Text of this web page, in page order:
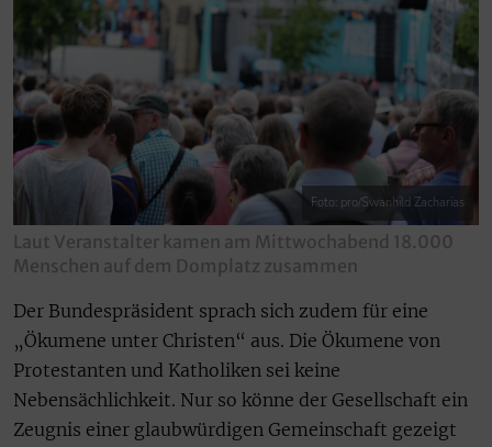
Foto: pro/Swanhild Zacharias
Laut Veranstalter kamen am Mittwochabend 18.000
Menschen auf dem Domplatz zusammen
Der Bundespräsident sprach sich zudem für eine
„Ökumene unter Christen“ aus. Die Ökumene von
Protestanten und Katholiken sei keine
Nebensächlichkeit. Nur so könne der Gesellschaft ein
Zeugnis einer glaubwürdigen Gemeinschaft gezeigt